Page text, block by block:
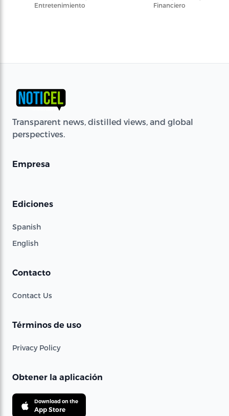
Entretenimiento
Financiero
Transparent news, distilled views, and global
perspectives.
Empresa
Ediciones
Spanish
English
Contacto
Contact Us
Términos de uso
Privacy Policy
Obtener la aplicación
Download on the
App Store